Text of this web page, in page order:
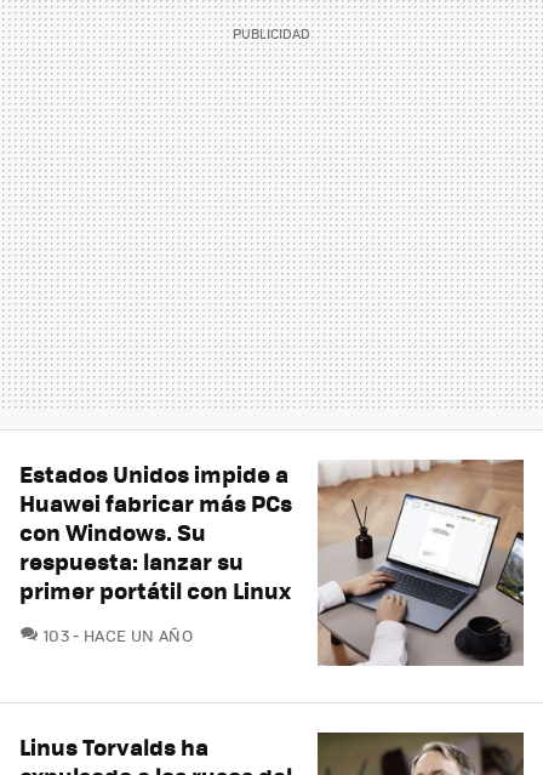
Estados Unidos impide a
Huawei fabricar más PCs
con Windows. Su
respuesta: lanzar su
primer portátil con Linux
103COMENTARIOS
HACE UN AÑO
Linus Torvalds ha